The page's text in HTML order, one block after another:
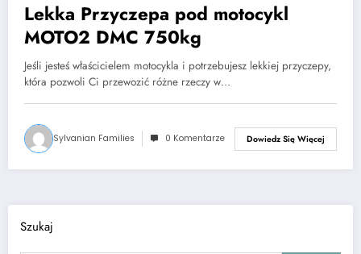
Lekka Przyczepa pod motocykl
MOTO2 DMC 750kg
Jeśli jesteś właścicielem motocykla i potrzebujesz lekkiej przyczepy,
która pozwoli Ci przewozić różne rzeczy w…
Sylvanian Families 0 Komentarze Dowiedz Się Więcej
Szukaj